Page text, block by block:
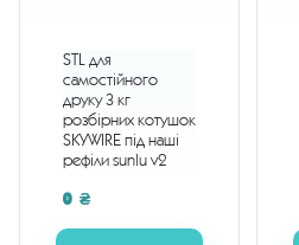
STL для
самостійного
друку 3 кг
розбірних котушок
SKYWIRE під наші
рефіли sunlu v2
0 ₴